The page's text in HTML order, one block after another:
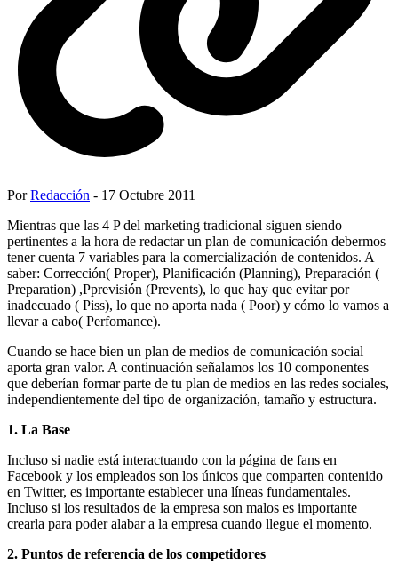
PorRedacción - 17 Octubre 2011
Mientras que las 4 P del marketing tradicional siguen siendo
pertinentes a la hora de redactar un plan de comunicación debermos
tener cuenta 7 variables para la comercialización de contenidos. A
saber: Corrección( Proper), Planificación (Planning), Preparación (
Preparation) ,Pprevisión (Prevents), lo que hay que evitar por
inadecuado ( Piss), lo que no aporta nada ( Poor) y cómo lo vamos a
llevar a cabo( Perfomance).
Cuando se hace bien un plan de medios de comunicación social
aporta gran valor. A continuación señalamos los 10 componentes
que deberían formar parte de tu plan de medios en las redes sociales,
independientemente del tipo de organización, tamaño y estructura.
1. La Base
Incluso si nadie está interactuando con la página de fans en
Facebook y los empleados son los únicos que comparten contenido
en Twitter, es importante establecer una líneas fundamentales.
Incluso si los resultados de la empresa son malos es importante
crearla para poder alabar a la empresa cuando llegue el momento.
2. Puntos de referencia de los competidores